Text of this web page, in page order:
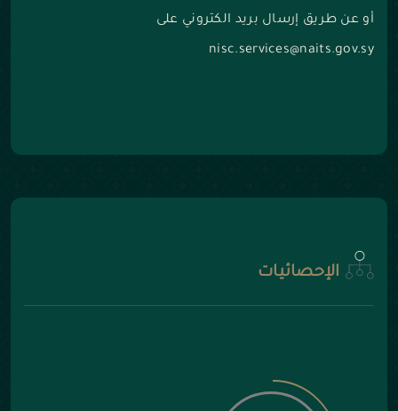
أو عن طريق إرسال بريد الكتروني على
nisc.services@naits.gov.sy
الإحصائيات